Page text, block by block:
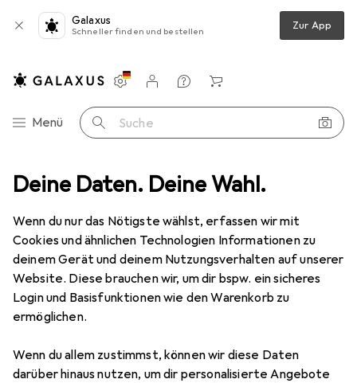
Deine Daten. Deine Wahl.
Wenn du nur das Nötigste wählst, erfassen wir mit
Cookies und ähnlichen Technologien Informationen zu
deinem Gerät und deinem Nutzungsverhalten auf unserer
Website. Diese brauchen wir, um dir bspw. ein sicheres
Login und Basisfunktionen wie den Warenkorb zu
ermöglichen.
Wenn du allem zustimmst, können wir diese Daten
darüber hinaus nutzen, um dir personalisierte Angebote
Galaxus
Schneller finden und bestellen Zur App
Navigation nach Kategorien
Menü Suche
Einstellungen
Kundenkonto
Vergleichslisten
Merklisten
Warenkorb
Möbel Wohnzimmer Regal vidaXL Tarenen
vidaXL Tarenen
30 x 30 x 4 cm
Zubehör für vidaXL Tarenen
Hier findest du passendes Zubehör zum Produkt vidaXL
Tarenen.